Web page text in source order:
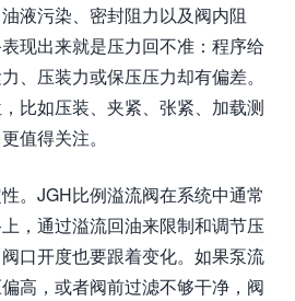
液污染、密封阻力以及阀内阻
现出来就是压力回不准：程序给
、压装力或保压压力却有偏差。
比如压装、夹紧、张紧、加载测
值得关注。
。JGH比例溢流阀在系统中通常
，通过溢流回油来限制和调节压
口开度也要跟着变化。如果泵流
高，或者阀前过滤不够干净，阀